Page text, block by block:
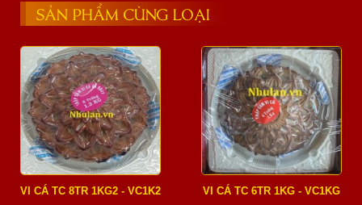
SẢN PHẨM CÙNG LOẠI
VI CÁ TC 8TR 1KG2 - VC1K2 VI CÁ TC 6TR 1KG - VC1KG